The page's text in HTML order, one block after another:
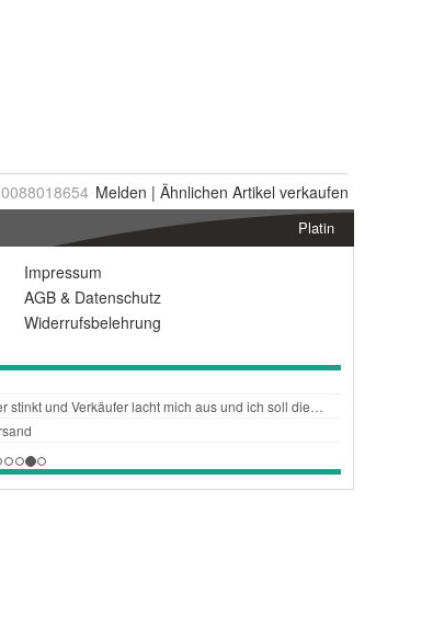
0088018654 Melden | Ähnlichen Artikel verkaufen
Platin
Impressum
AGB & Datenschutz
Widerrufsbelehrung